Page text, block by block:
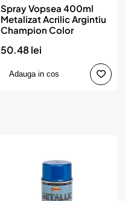
Spray Vopsea 400ml
Metalizat Acrilic Argintiu
Champion Color
50.48 lei
Adauga in cos